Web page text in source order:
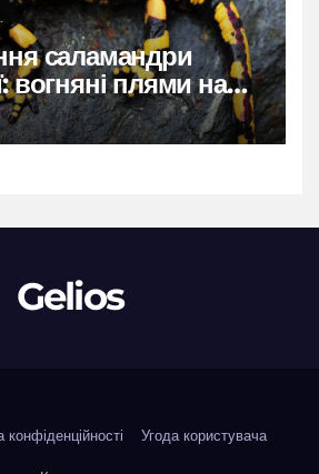
саламандри
вогняні плями на
Gelios
конфіденційності Угода користувача